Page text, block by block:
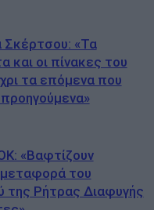
«Τα
και οι πίνακες του
τα επόμενα που
«Βαφτίζουν
μεταφορά του
της Ρήτρας Διαφυγής